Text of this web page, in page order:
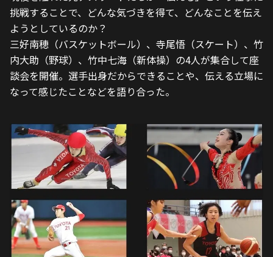
挑戦することで、どんな気づきを得て、どんなことを伝え
ようとしているのか？
三好南穂（バスケットボール）、寺尾悟（スケート）、竹
内大助（野球）、竹中七海（新体操）の4人が集合して座
談会を開催。選手出身だからできることや、伝える立場に
なって感じたことなどを語り合った。